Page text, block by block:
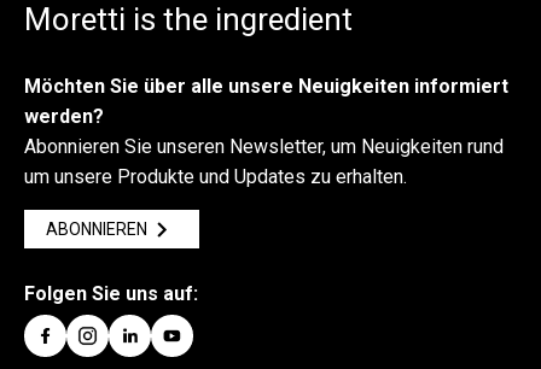
Moretti is the ingredient
Möchten Sie über alle unsere Neuigkeiten informiert
werden?
Abonnieren Sie unseren Newsletter, um Neuigkeiten rund
um unsere Produkte und Updates zu erhalten.
ABONNIEREN
Folgen Sie uns auf: